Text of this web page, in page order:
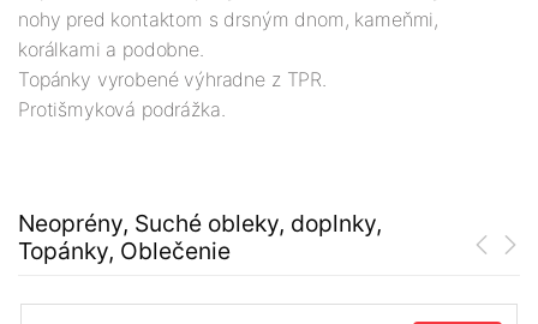
nohy pred kontaktom s drsným dnom, kameňmi,
korálkami a podobne.
Topánky vyrobené výhradne z TPR.
Protišmyková podrážka.
Neoprény, Suché obleky, doplnky,
Topánky, Oblečenie